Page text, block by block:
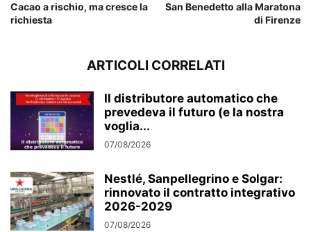
Cacao a rischio, ma cresce la
richiesta
San Benedetto alla Maratona
di Firenze
ARTICOLI CORRELATI
Il distributore automatico che
prevedeva il futuro (e la nostra
voglia...
07/08/2026
Nestlé, Sanpellegrino e Solgar:
rinnovato il contratto integrativo
2026-2029
07/08/2026